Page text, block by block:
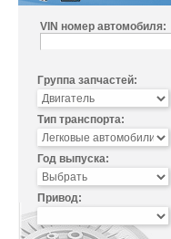
VIN номер автомобиля:
Группа запчастей:
Тип транспорта:
Год выпуска:
Привод: